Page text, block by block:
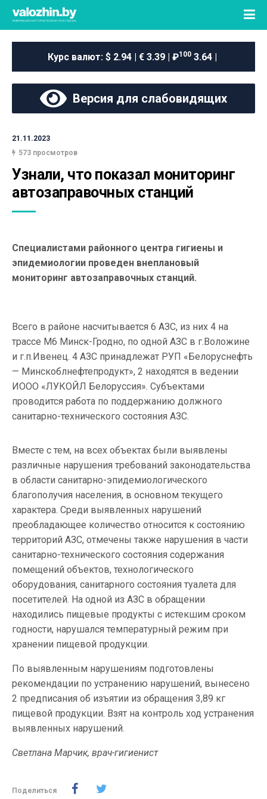
Курс валют: $ 2.94 | € 3.39 | ₽100 3.64 |
Версия для слабовидящих
21.11.2023
573 просмотров
Узнали, что показал мониторинг
автозаправочных станций
Специалистами районного центра гигиены и
эпидемиологии проведен внеплановый
мониторинг автозаправочных станций.
Всего в районе насчитывается 6 АЗС, из них 4 на
трассе М6 Минск-Гродно, по одной АЗС в г.Воложине
и г.п.Ивенец. 4 АЗС принадлежат РУП «Белоруснефть
— Минскоблнефтепродукт», 2 находятся в ведении
ИООО «ЛУКОЙЛ Белоруссия». Субъектами
проводится работа по поддержанию должного
санитарно-технического состояния АЗС.
Вместе с тем, на всех объектах были выявлены
различные нарушения требований законодательства
в области санитарно-эпидемиологического
благополучия населения, в основном текущего
характера. Среди выявленных нарушений
преобладающее количество относится к состоянию
территорий АЗС, отмечены также нарушения в части
санитарно-технического состояния содержания
помещений объектов, технологического
оборудования, санитарного состояния туалета для
посетителей. На одной из АЗС в обращении
находились пищевые продукты с истекшим сроком
годности, нарушался температурный режим при
хранении пищевой продукции.
По выявленным нарушениям подготовлены
рекомендации по устранению нарушений, вынесено
2 предписания об изъятии из обращения 3,89 кг
пищевой продукции. Взят на контроль ход устранения
выявленных нарушений.
Светлана Марчик, врач-гигиенист
Поделиться